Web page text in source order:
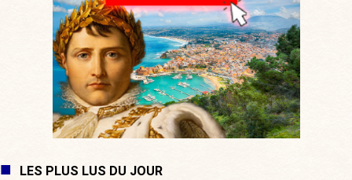
LES PLUS LUS DU JOUR